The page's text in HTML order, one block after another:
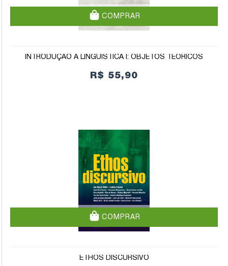
COMPRAR
INTRODUÇÃO À LINGUÍSTICA I: OBJETOS TEÓRICOS
R$ 55,90
COMPRAR
ETHOS DISCURSIVO